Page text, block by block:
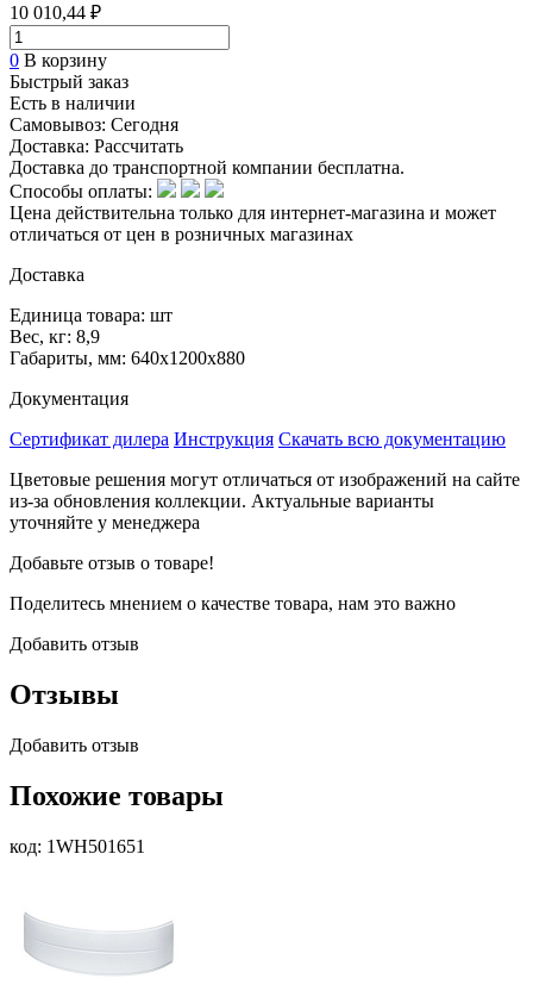
10 010,44 ₽
0 В корзину
Быстрый заказ
Есть в наличии
Самовывоз: Сегодня
Доставка: Рассчитать
Доставка до транспортной компании бесплатна.
Способы оплаты:
Цена действительна только для интернет-магазина и может
отличаться от цен в розничных магазинах
Доставка
Единица товара: шт
Вес, кг: 8,9
Габариты, мм: 640х1200х880
Документация
Сертификат дилера Инструкция Скачать всю документацию
Цветовые решения могут отличаться от изображений на сайте
из-за обновления коллекции. Актуальные варианты
уточняйте у менеджера
Добавьте отзыв о товаре!
Поделитесь мнением о качестве товара, нам это важно
Добавить отзыв
Отзывы
Добавить отзыв
Похожие товары
код: 1WH501651